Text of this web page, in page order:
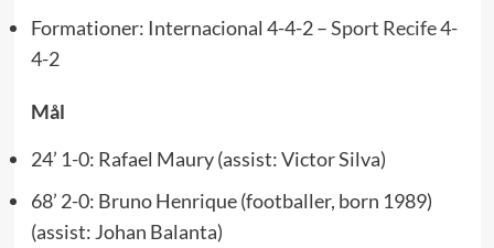
Formationer: Internacional 4-4-2 –Sport Recife4-
4-2
Mål
24’ 1-0: Rafael Maury (assist: Victor Silva)
68’ 2-0: Bruno Henrique (footballer, born 1989)
(assist: Johan Balanta)